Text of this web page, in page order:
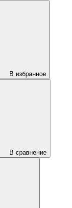
В избранное
В сравнение